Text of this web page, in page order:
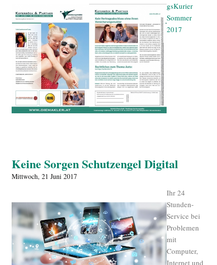
gsKurier
Sommer
2017
Keine Sorgen Schutzengel Digital
Mittwoch, 21 Juni 2017
Ihr 24
Stunden-
Service bei
Problemen
mit
Computer,
Internet und